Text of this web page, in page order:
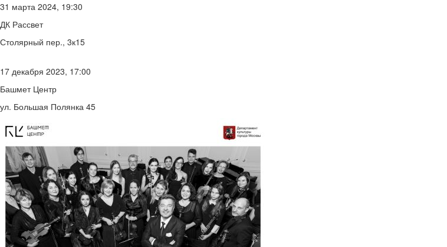
31 марта 2024, 19:30
ДК Рассвет
Столярный пер., 3к15
17 декабря 2023, 17:00
Башмет Центр
ул. Большая Полянка 45